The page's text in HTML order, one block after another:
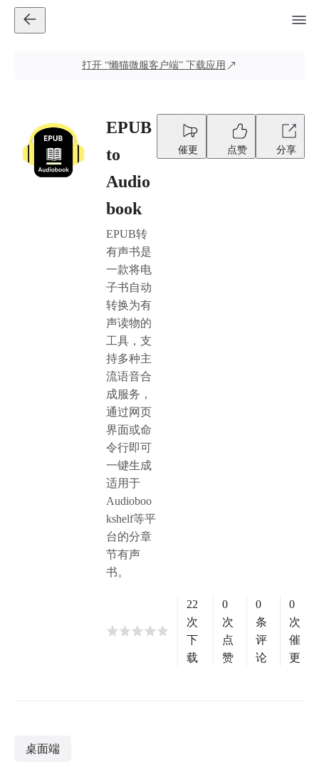
打开 “懒猫微服客户端” 下载应用
EPUB
to
Audio
book
EPUB转
有声书是
一款将电
子书自动
转换为有
声读物的
工具，支
持多种主
流语音合
成服务，
通过网页
界面或命
令行即可
一键生成
适用于
Audioboo
kshelf等平
台的分章
节有声
书。
催更 点赞 分享
22
次
下
载
0
次
点
赞
0
条
评
论
0
次
催
更
桌面端